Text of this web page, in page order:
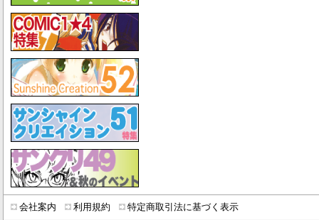
会社案内 利用規約 特定商取引法に基づく表示